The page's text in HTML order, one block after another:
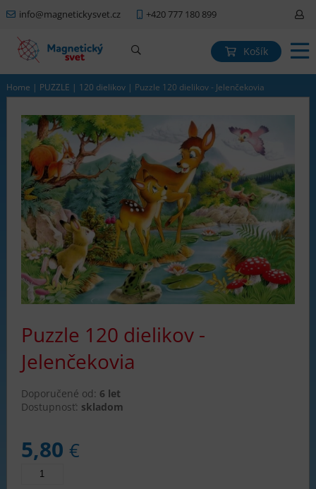
info@magnetickysvet.cz +420 777 180 899
Košík
Home | PUZZLE | 120 dielikov | Puzzle 120 dielikov - Jelenčekovia
Puzzle 120 dielikov -
Jelenčekovia
Doporučené od: 6 let
Dostupnosť: skladom
5,80 €